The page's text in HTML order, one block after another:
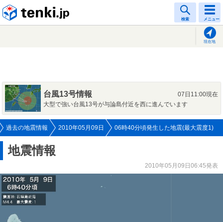
検索 メニュー
現在地
台風13号情報
07日11:00現在
大型で強い台風13号が与論島付近を西に進んでいます
過去の地震情報 2010年05月09日 06時40分頃発生した地震(最大震度1)
地震情報
2010年05月09日06:45発表